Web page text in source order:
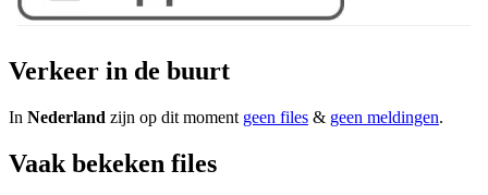
Verkeer in de buurt
In Nederland zijn op dit moment geen files & geen meldingen.
Vaak bekeken files